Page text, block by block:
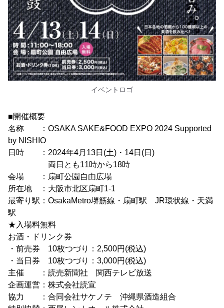
イベントロゴ
■開催概要
名称 ：OSAKA SAKE&FOOD EXPO 2024 Supported
by NISHIO
日時 ：2024年4月13日(土)・14日(日)
両日とも11時から18時
会場 ：扇町公園自由広場
所在地 ：大阪市北区扇町1-1
最寄り駅：OsakaMetro堺筋線・扇町駅 JR環状線・天満
駅
★入場料無料
お酒・ドリンク券
・前売券 10枚つづり：2,500円(税込)
・当日券 10枚つづり：3,000円(税込)
主催 ：読売新聞社 関西テレビ放送
企画運営：株式会社読宣
協力 ：合同会社サケノテ 沖縄県酒造組合